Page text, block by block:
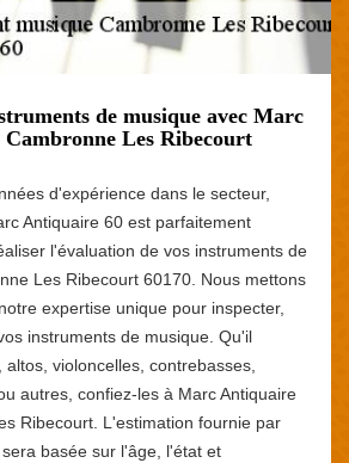
de musique avec Marc
Les Ribecourt
d'expérience dans le secteur,
Antiquaire 60 est parfaitement
l'évaluation de vos instruments de
Les Ribecourt 60170. Nous mettons
expertise unique pour inspecter,
instruments de musique. Qu'il
altos, violoncelles, contrebasses,
autres, confiez-les à Marc Antiquaire
Ribecourt. L'estimation fournie par
basée sur l'âge, l'état et